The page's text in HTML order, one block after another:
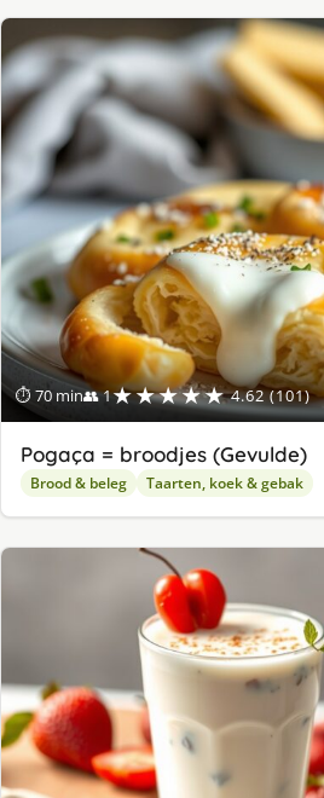
⏱ 70 min👥 1★★★★★ 4.62 (101)
Pogaça = broodjes (Gevulde)
Brood & beleg Taarten, koek & gebak